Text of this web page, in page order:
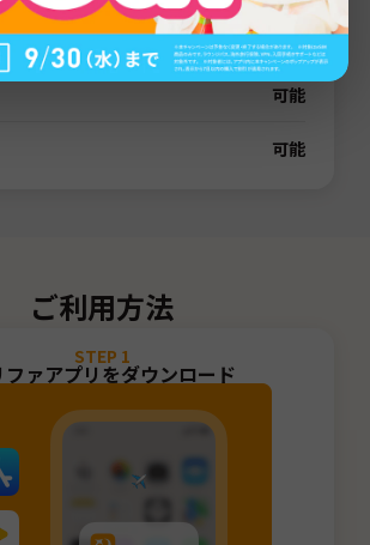
） なし
可能
可能
ご利用方法
STEP 1
ファアプリをダウンロード